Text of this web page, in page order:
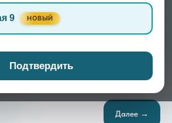
9 НОВЫЙ
Подтвердить
Далее →